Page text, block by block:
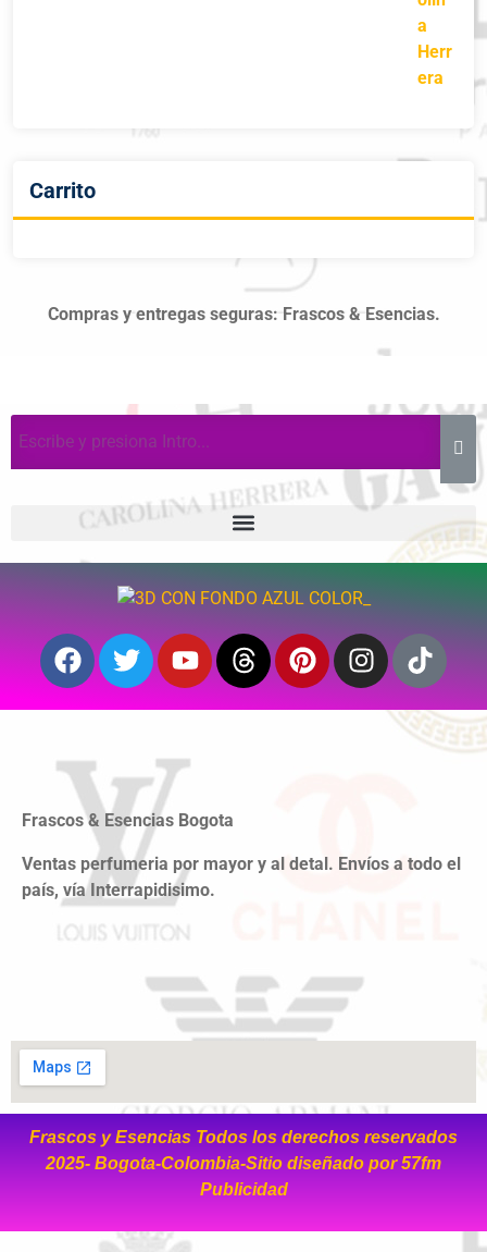
Carrito
Compras y entregas seguras: Frascos & Esencias.
Frascos & Esencias Bogota
Ventas perfumeria por mayor y al detal. Envíos a todo el
país, vía Interrapidisimo.
Frascos y Esencias Todos los derechos reservados
2025- Bogota-Colombia-Sitio diseñado por57fm
Publicidad